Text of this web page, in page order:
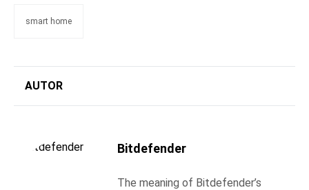
smart home
AUTOR
Bitdefender
The meaning of Bitdefender’s